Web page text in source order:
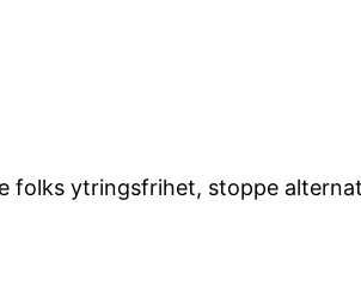
folks ytringsfrihet, stoppe